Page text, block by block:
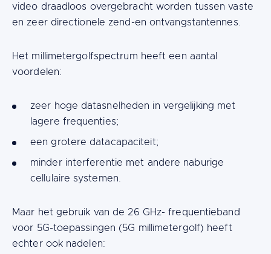
video draadloos overgebracht worden tussen vaste
en zeer directionele zend-en ontvangstantennes.
Het millimetergolfspectrum heeft een aantal
voordelen:
zeer hoge datasnelheden in vergelijking met
lagere frequenties;
een grotere datacapaciteit;
minder interferentie met andere naburige
cellulaire systemen.
Maar het gebruik van de 26 GHz- frequentieband
voor 5G-toepassingen (5G millimetergolf) heeft
echter ook nadelen: